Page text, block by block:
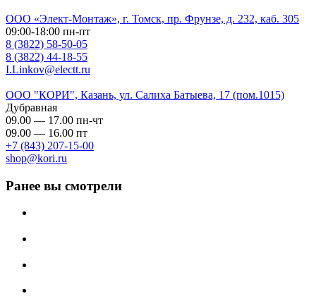
ООО «Элект-Монтаж», г. Томск, пр. Фрунзе, д. 232, каб. 305
09:00-18:00 пн-пт
8 (3822) 58-50-05
8 (3822) 44-18-55
I.Linkov@electt.ru
ООО "КОРИ", Казань, ул. Салиха Батыева, 17 (пом.1015)
Дубравная
09.00 — 17.00 пн-чт
09.00 — 16.00 пт
+7 (843) 207-15-00
shop@kori.ru
Ранее вы смотрели